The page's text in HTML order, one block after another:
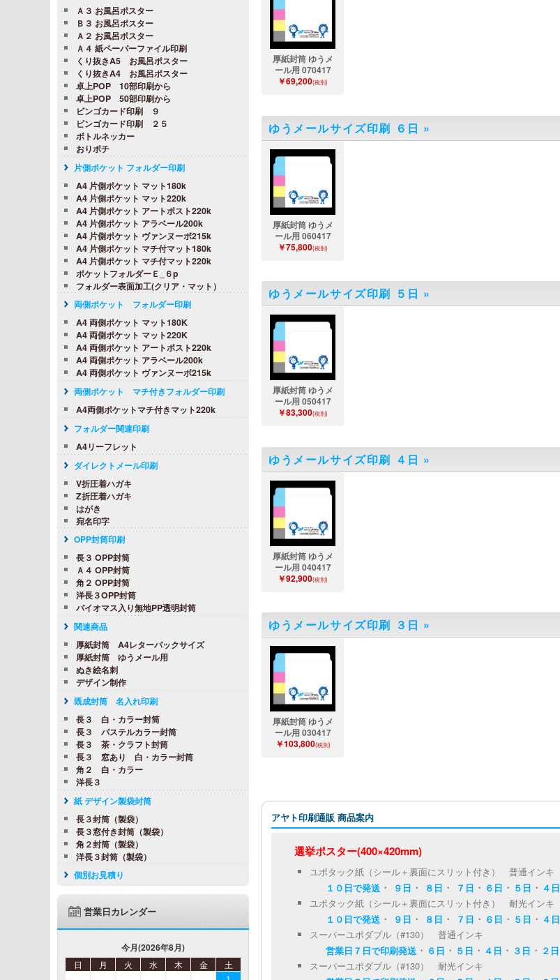
厚紙封筒 ゆうメ
ール用 070417
￥69,200(税別)
ゆうメールサイズ印刷 ６日 »
厚紙封筒 ゆうメ
ール用 060417
￥75,800(税別)
ゆうメールサイズ印刷 ５日 »
厚紙封筒 ゆうメ
ール用 050417
￥83,300(税別)
ゆうメールサイズ印刷 ４日 »
厚紙封筒 ゆうメ
ール用 040417
￥92,900(税別)
ゆうメールサイズ印刷 ３日 »
厚紙封筒 ゆうメ
ール用 030417
￥103,800(税別)
アヤト印刷通販 商品案内
選挙ポスター(400×420mm)
ユポタック紙（シール＋裏面にスリット付き） 普通インキ
１０日で発送・ ９日 ・ ８日 ・ ７日 ・ ６日 ・ ５日 ・ ４日
ユポタック紙（シール＋裏面にスリット付き） 耐光インキ
１０日で発送・ ９日 ・ ８日 ・ ７日 ・ ６日 ・ ５日 ・ ４日
スーパーユポダブル（#130） 普通インキ
営業日７日で印刷発送・ ６日 ・ ５日 ・ ４日 ・ ３日 ・ ２日
スーパーユポダブル（#130） 耐光インキ
Ａ３ お風呂ポスター
Ｂ３ お風呂ポスター
Ａ２ お風呂ポスター
Ａ４ 紙ペーパーファイル印刷
くり抜きA5 お風呂ポスター
くり抜きA4 お風呂ポスター
卓上POP 10部印刷から
卓上POP 50部印刷から
ビンゴカード印刷 ９
ビンゴカード印刷 ２５
ボトルネッカー
おりポチ
片側ポケット フォルダー印刷
A4 片側ポケット マット180k
A4 片側ポケット マット220k
A4 片側ポケット アートポスト220k
A4 片側ポケット アラベール200k
A4 片側ポケット ヴァンヌーボ215k
A4 片側ポケット マチ付マット180k
A4 片側ポケット マチ付マット220k
ポケットフォルダーＥ_６p
フォルダー表面加工(クリア・マット）
両側ポケット フォルダー印刷
A4 両側ポケット マット180K
A4 両側ポケット マット220K
A4 両側ポケット アートポスト220k
A4 両側ポケット アラベール200k
A4 両側ポケット ヴァンヌーボ215k
両側ポケット マチ付きフォルダー印刷
A4両側ポケットマチ付きマット220k
フォルダー関連印刷
A4リーフレット
ダイレクトメール印刷
V折圧着ハガキ
Z折圧着ハガキ
はがき
宛名印字
OPP封筒印刷
長３ OPP封筒
Ａ４ OPP封筒
角２ OPP封筒
洋長３OPP封筒
バイオマス入り無地PP透明封筒
関連商品
厚紙封筒 A4レターパックサイズ
厚紙封筒 ゆうメール用
ぬき絵名刺
デザイン制作
既成封筒 名入れ印刷
長３ 白・カラー封筒
長３ パステルカラー封筒
長３ 茶・クラフト封筒
長３ 窓あり 白・カラー封筒
角２ 白・カラー
洋長３
紙 デザイン製袋封筒
長３封筒（製袋）
長３窓付き封筒（製袋）
角２封筒（製袋）
洋長３封筒（製袋）
個別お見積り
営業日カレンダー
今月(2026年8月)
日 月 火 水 木 金
土